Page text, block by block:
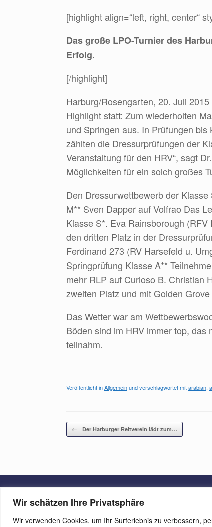
Wir schätzen Ihre Privatsphäre
Wir verwenden Cookies, um Ihr Surferlebnis zu verbessern,
[highlight align=“left, right, center“
Das große LPO-Turnier des
Erfolg.
[/highlight]
Harburg/Rosengarten, 20. Juli
Highlight statt: Zum wiederholten
und Springen aus. In Prüfungen
zählten die Dressurprüfungen der
Veranstaltung für den HRV“, sagt
Möglichkeiten für ein solch großes
Den Dressurwettbewerb der
M** Sven Dapper auf Volfrao Das
Klasse S*. Eva Rainsborough
den dritten Platz in der
Ferdinand 273 (RV Harsefeld u.
Springprüfung Klasse A**
mehr RLP auf Curioso B. Christian
zweiten Platz und mit Golden
Das Wetter war am
Böden sind im HRV immer top, das
teilnahm.
Veröffentlicht inAllgemeinund verschlagwortet mitarabian,
Beitragsnavigation
← Der Harburger Reitverein lädt zum…